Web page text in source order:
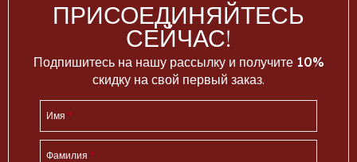
ПРИСОЕДИНЯЙТЕСЬ
СЕЙЧАС!
Подпишитесь на нашу рассылку и получите 10%
скидку на свой первый заказ.
Имя *
Фамилия *